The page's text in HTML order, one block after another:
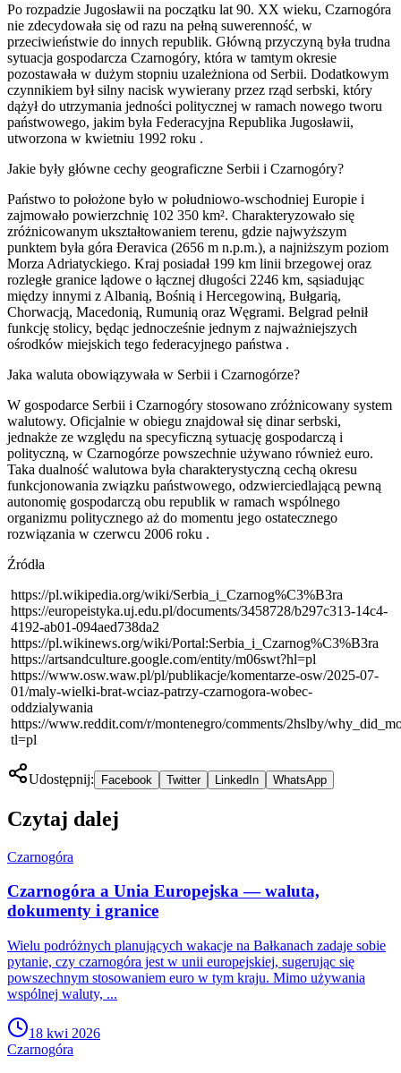
Po rozpadzie Jugosławii na początku lat 90. XX wieku, Czarnogóra
nie zdecydowała się od razu na pełną suwerenność, w
przeciwieństwie do innych republik. Główną przyczyną była trudna
sytuacja gospodarcza Czarnogóry, która w tamtym okresie
pozostawała w dużym stopniu uzależniona od Serbii. Dodatkowym
czynnikiem był silny nacisk wywierany przez rząd serbski, który
dążył do utrzymania jedności politycznej w ramach nowego tworu
państwowego, jakim była Federacyjna Republika Jugosławii,
utworzona w kwietniu 1992 roku .
Jakie były główne cechy geograficzne Serbii i Czarnogóry?
Państwo to położone było w południowo-wschodniej Europie i
zajmowało powierzchnię 102 350 km². Charakteryzowało się
zróżnicowanym ukształtowaniem terenu, gdzie najwyższym
punktem była góra Đeravica (2656 m n.p.m.), a najniższym poziom
Morza Adriatyckiego. Kraj posiadał 199 km linii brzegowej oraz
rozległe granice lądowe o łącznej długości 2246 km, sąsiadując
między innymi z Albanią, Bośnią i Hercegowiną, Bułgarią,
Chorwacją, Macedonią, Rumunią oraz Węgrami. Belgrad pełnił
funkcję stolicy, będąc jednocześnie jednym z najważniejszych
ośrodków miejskich tego federacyjnego państwa .
Jaka waluta obowiązywała w Serbii i Czarnogórze?
W gospodarce Serbii i Czarnogóry stosowano zróżnicowany system
walutowy. Oficjalnie w obiegu znajdował się dinar serbski,
jednakże ze względu na specyficzną sytuację gospodarczą i
polityczną, w Czarnogórze powszechnie używano również euro.
Taka dualność walutowa była charakterystyczną cechą okresu
funkcjonowania związku państwowego, odzwierciedlającą pewną
autonomię gospodarczą obu republik w ramach wspólnego
organizmu politycznego aż do momentu jego ostatecznego
rozwiązania w czerwcu 2006 roku .
Źródła
https://pl.wikipedia.org/wiki/Serbia_i_Czarnog%C3%B3ra
https://europeistyka.uj.edu.pl/documents/3458728/b297c313-14c4-
4192-ab01-094aed738da2
https://pl.wikinews.org/wiki/Portal:Serbia_i_Czarnog%C3%B3ra
https://artsandculture.google.com/entity/m06swt?hl=pl
https://www.osw.waw.pl/pl/publikacje/komentarze-osw/2025-07-
01/maly-wielki-brat-wciaz-patrzy-czarnogora-wobec-
oddzialywania
https://www.reddit.com/r/montenegro/comments/2hslby/
tl=pl
Udostępnij: Facebook Twitter LinkedIn WhatsApp
Czytaj dalej
Czarnogóra
Czarnogóra a Unia Europejska — waluta,
dokumenty i granice
Wielu podróżnych planujących wakacje na Bałkanach zadaje sobie
pytanie, czy czarnogóra jest w unii europejskiej, sugerując się
powszechnym stosowaniem euro w tym kraju. Mimo używania
wspólnej waluty, ...
18 kwi 2026
Czarnogóra